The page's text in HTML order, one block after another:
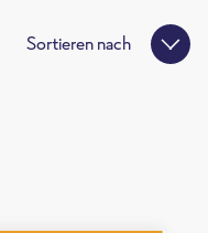
Sortieren nach